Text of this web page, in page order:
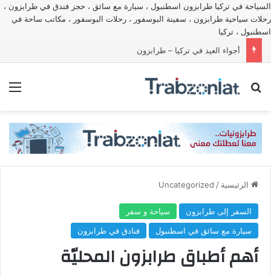
السياحة في تركيا طرابزون اسطنبول ، سيارة مع سائق ، حجز فندق في طرابزون ،
رحلات سياحية طرابزون ، سفينة البوسفور ، رحلات البوسفور ، مكاتب ساحة في
اسطنبول ، تركيا
أجواء العيد في تركيا – طرابزون
بحث عن
الرئيسية /
Uncategorized
السفر إلى طرابزون
سياحة و سفر
سيارة مع سائق في اسطنبول
فنادق في طرابزون
أهم أطباق طرابزون المحليّة